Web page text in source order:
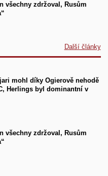
všechny zdržoval, Rusům
Další články
mohl díky Ogierově nehodě
Herlings byl dominantní v
všechny zdržoval, Rusům